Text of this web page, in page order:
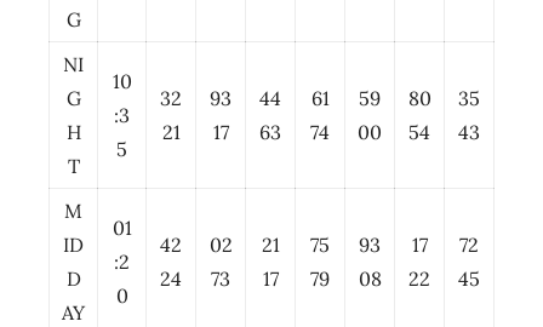
G
NI
G
H
T
10
:3
5
32
21
93
17
44
63
61
74
59
00
80
54
35
43
M
ID
D
AY
01
:2
0
42
24
02
73
21
17
75
79
93
08
17
22
72
45